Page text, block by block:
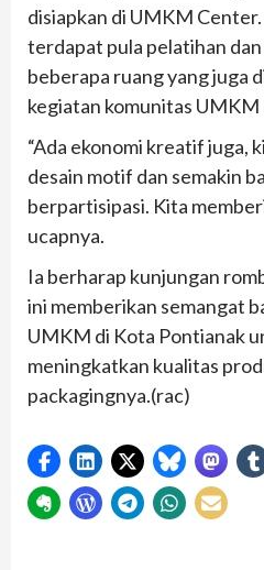
disiapkan di UMKM
terdapat pula pelatihan dan
beberapa ruang yang juga
kegiatan komunitas
“Ada ekonomi kreatif juga,
desain motif dan semakin
berpartisipasi. Kita
ucapnya.
Ia berharap kunjungan
ini memberikan semangat
UMKM di Kota Pontianak
meningkatkan kualitas
packagingnya.(rac)